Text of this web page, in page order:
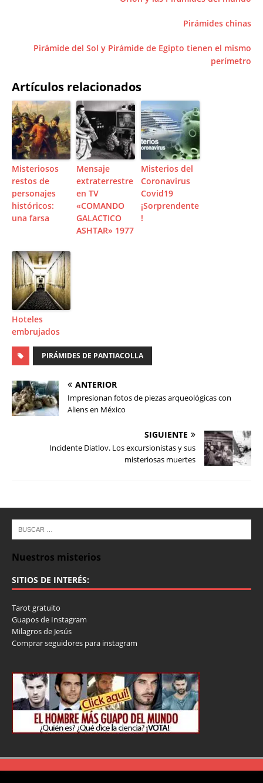
Pirámides chinas
Pirámide del Sol y Pirámide de Egipto tienen el mismo
perímetro
Artículos relacionados
Misteriosos
restos de
personajes
históricos:
una farsa
Mensaje
extraterrestre
en TV
«COMANDO
GALACTICO
ASHTAR» 1977
Misterios del
Coronavirus
Covid19
¡Sorprendente
!
Hoteles
embrujados
PIRÁMIDES DE PANTIACOLLA
ANTERIOR
Impresionan fotos de piezas arqueológicas con
Aliens en México
SIGUIENTE
Incidente Diatlov. Los excursionistas y sus
misteriosas muertes
Nuestros misterios
SITIOS DE INTERÉS:
Tarot gratuito
Guapos de Instagram
Milagros de Jesús
Comprar seguidores para instagram